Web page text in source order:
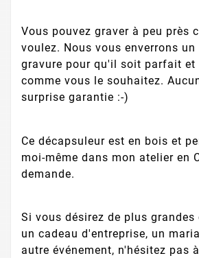
Vous pouvez graver à peu près
voulez. Nous vous enverrons
gravure pour qu'il soit parfait et
comme vous le souhaitez.
surprise garantie :-)
Ce décapsuleur est en bois et
moi-même dans mon atelier en
demande.
Si vous désirez de plus
un cadeau d'entreprise, un
autre événement, n'hésitez pas